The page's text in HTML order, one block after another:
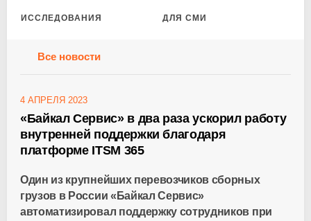
ИССЛЕДОВАНИЯ ДЛЯ СМИ
Все новости
4 АПРЕЛЯ 2023
«Байкал Сервис» в два раза ускорил работу
внутренней поддержки благодаря
платформе ITSM 365
Один из крупнейших перевозчиков сборных
грузов в России «Байкал Сервис»
автоматизировал поддержку сотрудников при